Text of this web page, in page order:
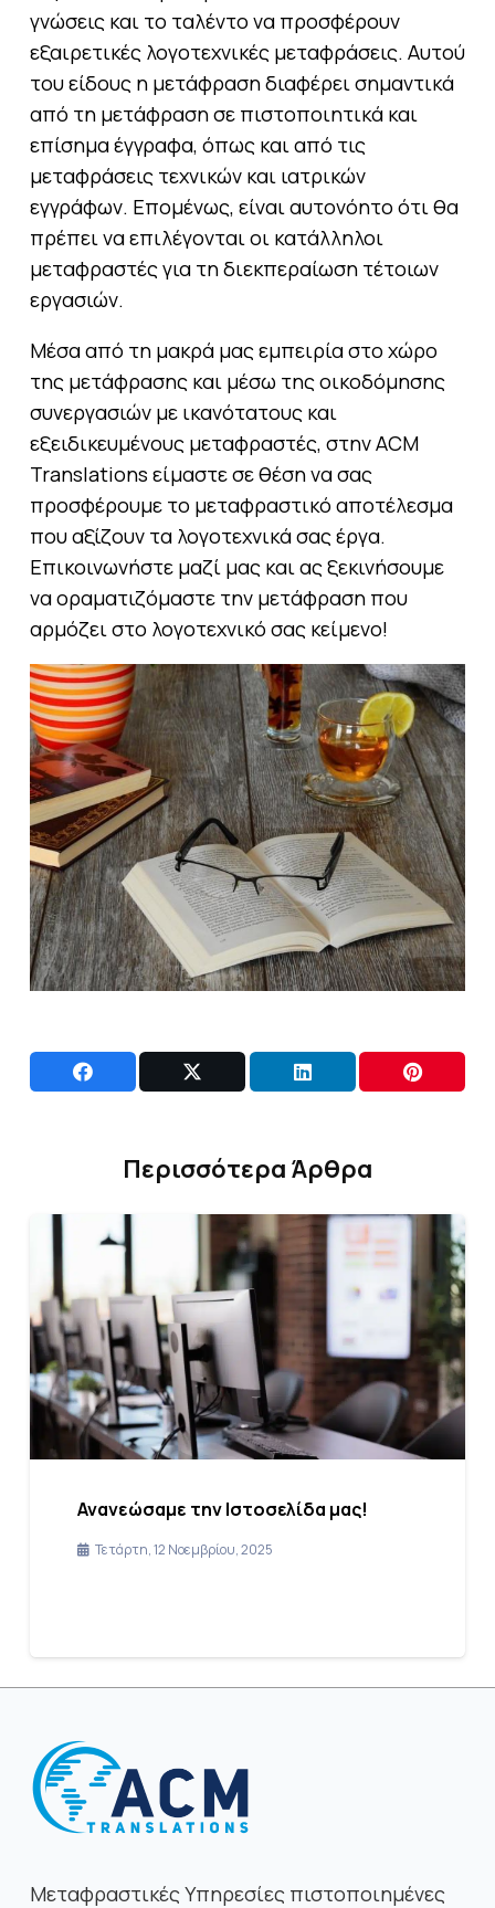
γνώσεις και το ταλέντο να προσφέρουν
εξαιρετικές λογοτεχνικές μεταφράσεις. Αυτού
του είδους η μετάφραση διαφέρει σημαντικά
από τη μετάφραση σε πιστοποιητικά και
επίσημα έγγραφα, όπως και από τις
μεταφράσεις τεχνικών και ιατρικών
εγγράφων. Επομένως, είναι αυτονόητο ότι θα
πρέπει να επιλέγονται οι κατάλληλοι
μεταφραστές για τη διεκπεραίωση τέτοιων
εργασιών.
Μέσα από τη μακρά μας εμπειρία στο χώρο
της μετάφρασης και μέσω της οικοδόμησης
συνεργασιών με ικανότατους και
εξειδικευμένους μεταφραστές, στην ACM
Translations είμαστε σε θέση να σας
προσφέρουμε το μεταφραστικό αποτέλεσμα
που αξίζουν τα λογοτεχνικά σας έργα.
Επικοινωνήστε μαζί μας και ας ξεκινήσουμε
να οραματιζόμαστε την μετάφραση που
αρμόζει στο λογοτεχνικό σας κείμενο!
Περισσότερα Άρθρα
Ανανεώσαμε την Ιστοσελίδα μας!
Τετάρτη, 12 Νοεμβρίου, 2025
Μεταφραστικές Υπηρεσίες πιστοποιημένες